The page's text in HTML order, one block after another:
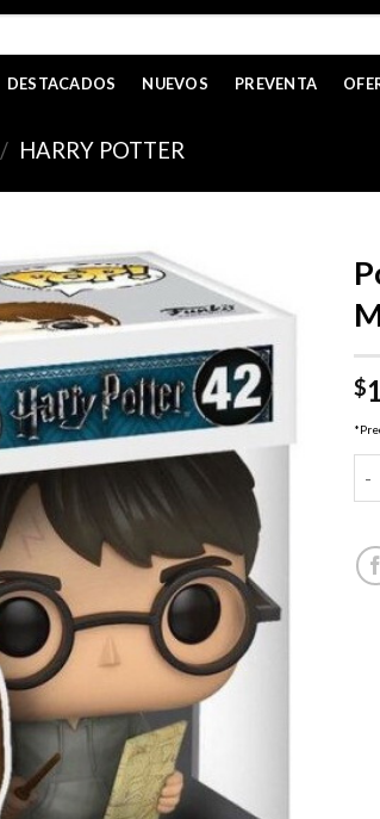
DESTACADOS NUEVOS PREVENTA
/ HARRY POTTER
$